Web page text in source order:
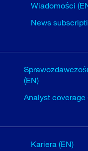
Wiadomości
News
(EN)
Analyst coverage
Kariera (EN)